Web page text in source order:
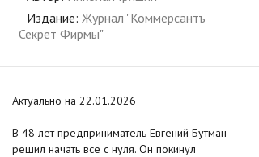
Издание: Журнал "Коммерсантъ
Секрет Фирмы"
Актуально на 22.01.2026
В 48 лет предприниматель Евгений Бутман
решил начать все с нуля. Он покинул